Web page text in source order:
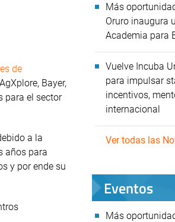
de
Bayer,
para el sector
a la
años para
y por ende su
Más
Oruro inaugura
Academia para
Vuelve Incuba
para impulsar
incentivos,
internacional
Ver todas las
Eventos
Más